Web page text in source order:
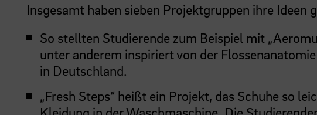
Insgesamt haben sieben Projektgruppen ihre Ideen
So stellten Studierende zum Beispiel mit
unter anderem inspiriert von der
in Deutschland.
„Fresh Steps“ heißt ein Projekt, das Schuhe so